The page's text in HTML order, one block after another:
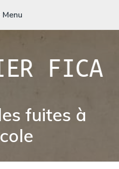
Menu
et solidaires sur le territoire de
fuites à